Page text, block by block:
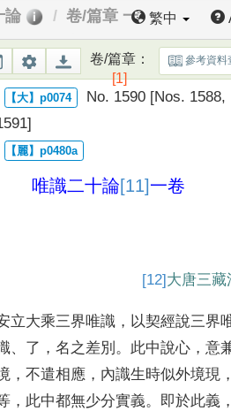
論 卷/篇章 一 繁中
卷/篇章：
[1]
參考資料
No. 1590 [Nos.
唯識二十論[11]一卷
[12] 大唐三
立大乘三界唯識 ， 以契經說三界
、 了 ，名之差別 。 此中說心 ，意
，不遣相應 ， 內識生時似外境現
， 此中都無少分實義。 即於此義